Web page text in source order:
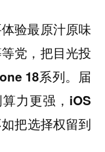
验最原汁原味
党，把目光投
18系列。届
力更强，iOS
把选择权留到